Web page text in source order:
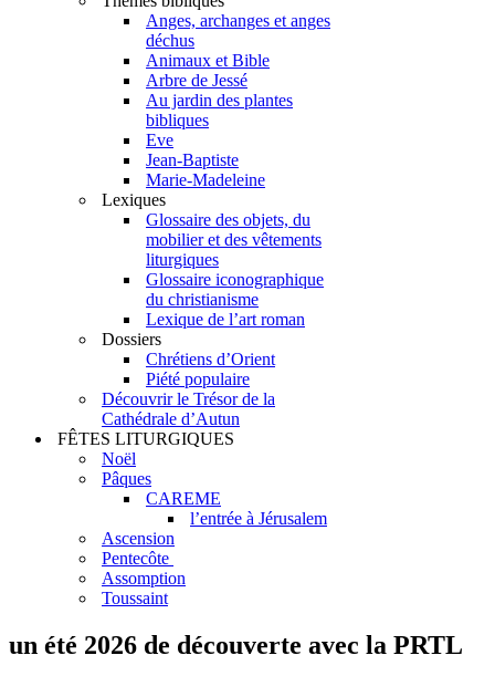
Anges, archanges et anges
déchus
Animaux et Bible
Arbre de Jessé
Au jardin des plantes
bibliques
Eve
Jean-Baptiste
Marie-Madeleine
Lexiques
Glossaire des objets, du
mobilier et des vêtements
liturgiques
Glossaire iconographique
du christianisme
Lexique de l’art roman
Dossiers
Chrétiens d’Orient
Piété populaire
Découvrir le Trésor de la
Cathédrale d’Autun
FÊTES LITURGIQUES
Noël
Pâques
CAREME
l’entrée à Jérusalem
Ascension
Pentecôte
Assomption
Toussaint
un été 2026 de découverte avec la PRTL